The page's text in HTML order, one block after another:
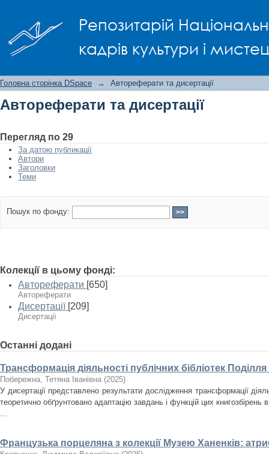
Репозитарій
кадрів культури і
Головна сторінка DSpace → Автореферати та дисертації
Автореферати та дисертації
Перегляд по 29
За датою публикації
Автори
Заголовки
Теми
Пошук по фонду:
Колекції в цьому фонді:
Автореферати [650]
Автореферати
Дисертації [209]
Дисертації
Останні додані
Трансформація діяльності публічних бібліотек
Побережна, Тетяна Іванівна (2025)
У дисертації представлено результати дослідження трансформації
теоретично обґрунтовано адаптацію завдань і функцій цих книгозбірень
...
Французька порцеляна з колекції Музею Ханенків: